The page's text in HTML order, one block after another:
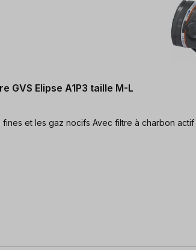
GVS Elipse A1P3 taille M-L